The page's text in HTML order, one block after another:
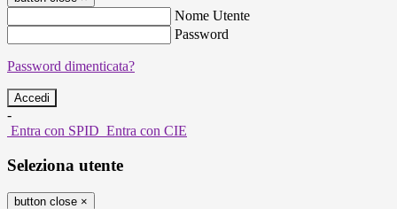
Nome Utente
Password
Password dimenticata?
-
Entra con SPID Entra con CIE
Seleziona utente
button close ×